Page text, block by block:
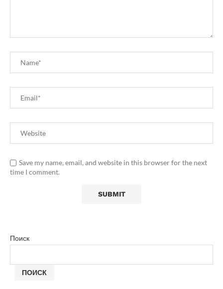
Save my name, email, and website in this browser for the next
time I comment.
Поиск
ПОИСК